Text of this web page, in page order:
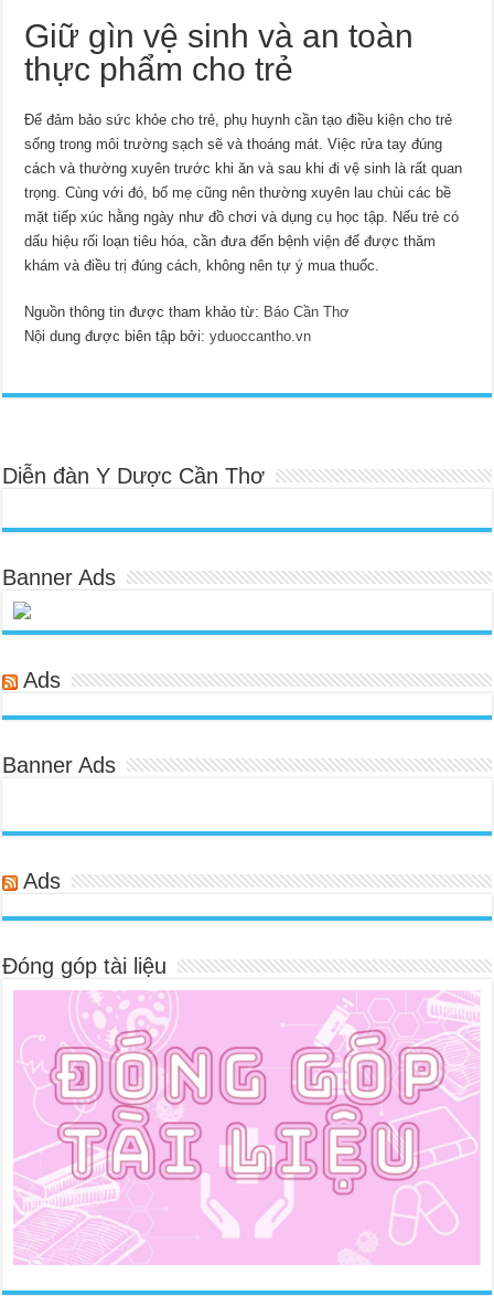
Giữ gìn vệ sinh và an toàn
thực phẩm cho trẻ
Để đảm bảo sức khỏe cho trẻ, phụ huynh cần tạo điều kiện cho trẻ
sống trong môi trường sạch sẽ và thoáng mát. Việc rửa tay đúng
cách và thường xuyên trước khi ăn và sau khi đi vệ sinh là rất quan
trọng. Cùng với đó, bố mẹ cũng nên thường xuyên lau chùi các bề
mặt tiếp xúc hằng ngày như đồ chơi và dụng cụ học tập. Nếu trẻ có
dấu hiệu rối loạn tiêu hóa, cần đưa đến bệnh viện để được thăm
khám và điều trị đúng cách, không nên tự ý mua thuốc.
Nguồn thông tin được tham khảo từ: Báo Cần Thơ
Nội dung được biên tập bởi:yduoccantho.vn
Diễn đàn Y Dược Cần Thơ
Banner Ads
Ads
Banner Ads
Ads
Đóng góp tài liệu